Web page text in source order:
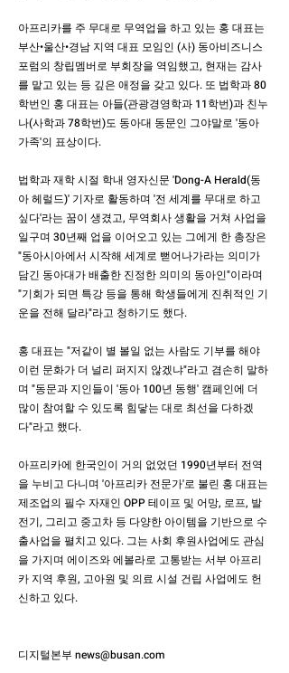
아프리카를 주 무대로 무역업을 하고 있는 홍 대표는
부산•울산•경남 지역 대표 모임인 (사) 동아비즈니스
포럼의 창립멤버로 부회장을 역임했고, 현재는 감사
를 맡고 있는 등 깊은 애정을 갖고 있다. 또 법학과 80
학번인 홍 대표는 아들(관광경영학과 11학번)과 친누
나(사학과 78학번)도 동아대 동문인 그야말로 '동아
가족'의 표상이다.
법학과 재학 시절 학내 영자신문 'Dong-A Herald(동
아 헤럴드)' 기자로 활동하며 '전 세계를 무대로 하고
싶다'라는 꿈이 생겼고, 무역회사 생활을 거쳐 사업을
일구며 30년째 업을 이어오고 있는 그에게 한 총장은
"동아시아에서 시작해 세계로 뻗어나가라는 의미가
담긴 동아대가 배출한 진정한 의미의 동아인"이라며
"기회가 되면 특강 등을 통해 학생들에게 진취적인 기
운을 전해 달라"라고 청하기도 했다.
홍 대표는 "저같이 별 볼일 없는 사람도 기부를 해야
이런 문화가 더 널리 퍼지지 않겠냐"라고 겸손히 말하
며 "동문과 지인들이 '동아 100년 동행' 캠페인에 더
많이 참여할 수 있도록 힘닿는 대로 최선을 다하겠
다"라고 했다.
아프리카에 한국인이 거의 없었던 1990년부터 전역
을 누비고 다니며 '아프리카 전문가'로 불린 홍 대표는
제조업의 필수 자재인 OPP 테이프 및 어망, 로프, 발
전기, 그리고 중고차 등 다양한 아이템을 기반으로 수
출사업을 펼치고 있다. 그는 사회 후원사업에도 관심
을 가지며 에이즈와 에볼라로 고통받는 서부 아프리
카 지역 후원, 고아원 및 의료 시설 건립 사업에도 헌
신하고 있다.
디지털본부 news@busan.com